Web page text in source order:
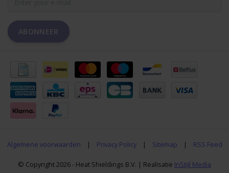
ABONNEER
Algemene voorwaarden | Privacy Policy | Sitemap | RSS Feed
© Copyright 2026 - Heat Shieldings B.V. | Realisatie InStijl Media